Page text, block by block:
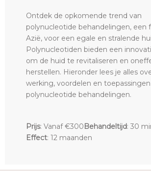
Ontdek de opkomende trend van
polynucleotide behandelingen, een
Azië, voor een egale en stralende
Polynucleotiden bieden een
om de huid te revitaliseren en
herstellen. Hieronder lees je alles
werking, voordelen en
polynucleotide behandelingen.
Prijs: Vanaf €300 Behandeltijd: 30
Effect: 12 maanden